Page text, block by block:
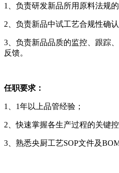
1、负责研发新品所用原料法规的
2、负责新品中试工艺合规性确
3、负责新品品质的监控、跟踪
反馈。
任职要求：
1、1年以上品管经验；
2、快速掌握各生产过程的关键
3、熟悉央厨工艺SOP文件及